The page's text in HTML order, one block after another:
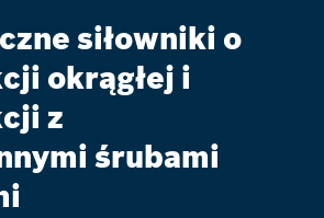
siłowniki o
okrągłej i
z
śrubami